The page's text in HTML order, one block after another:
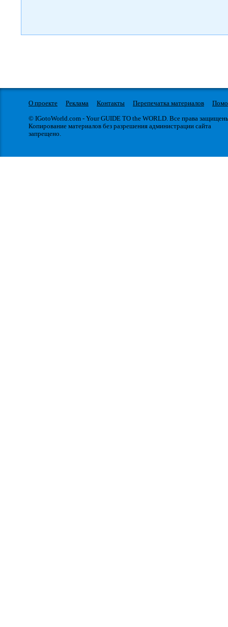
О проекте Реклама Контакты Перепечатка материалов
© IGotoWorld.com - Your GUIDE TO the WORLD. Все права
Копирование материалов без разрешения администрации сайта
запрещено.